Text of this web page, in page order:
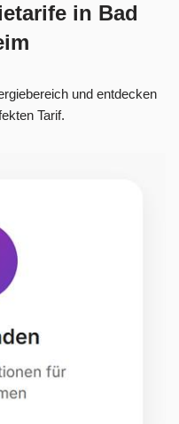
in Bad
und entdecken
Tarif.